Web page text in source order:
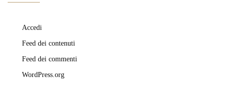
Accedi
Feed dei contenuti
Feed dei commenti
WordPress.org